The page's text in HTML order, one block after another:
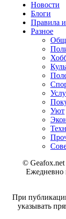
Новости
Блоги
Правила
Разное
Уют
©
Ежедневно
При
указывать